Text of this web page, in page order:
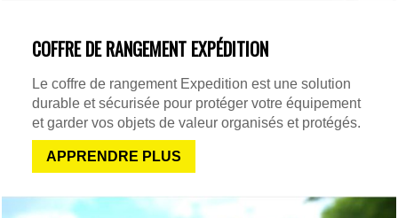
COFFRE DE RANGEMENT EXPÉDITION
Le coffre de rangement Expedition est une solution
durable et sécurisée pour protéger votre équipement
et garder vos objets de valeur organisés et protégés.
APPRENDRE PLUS